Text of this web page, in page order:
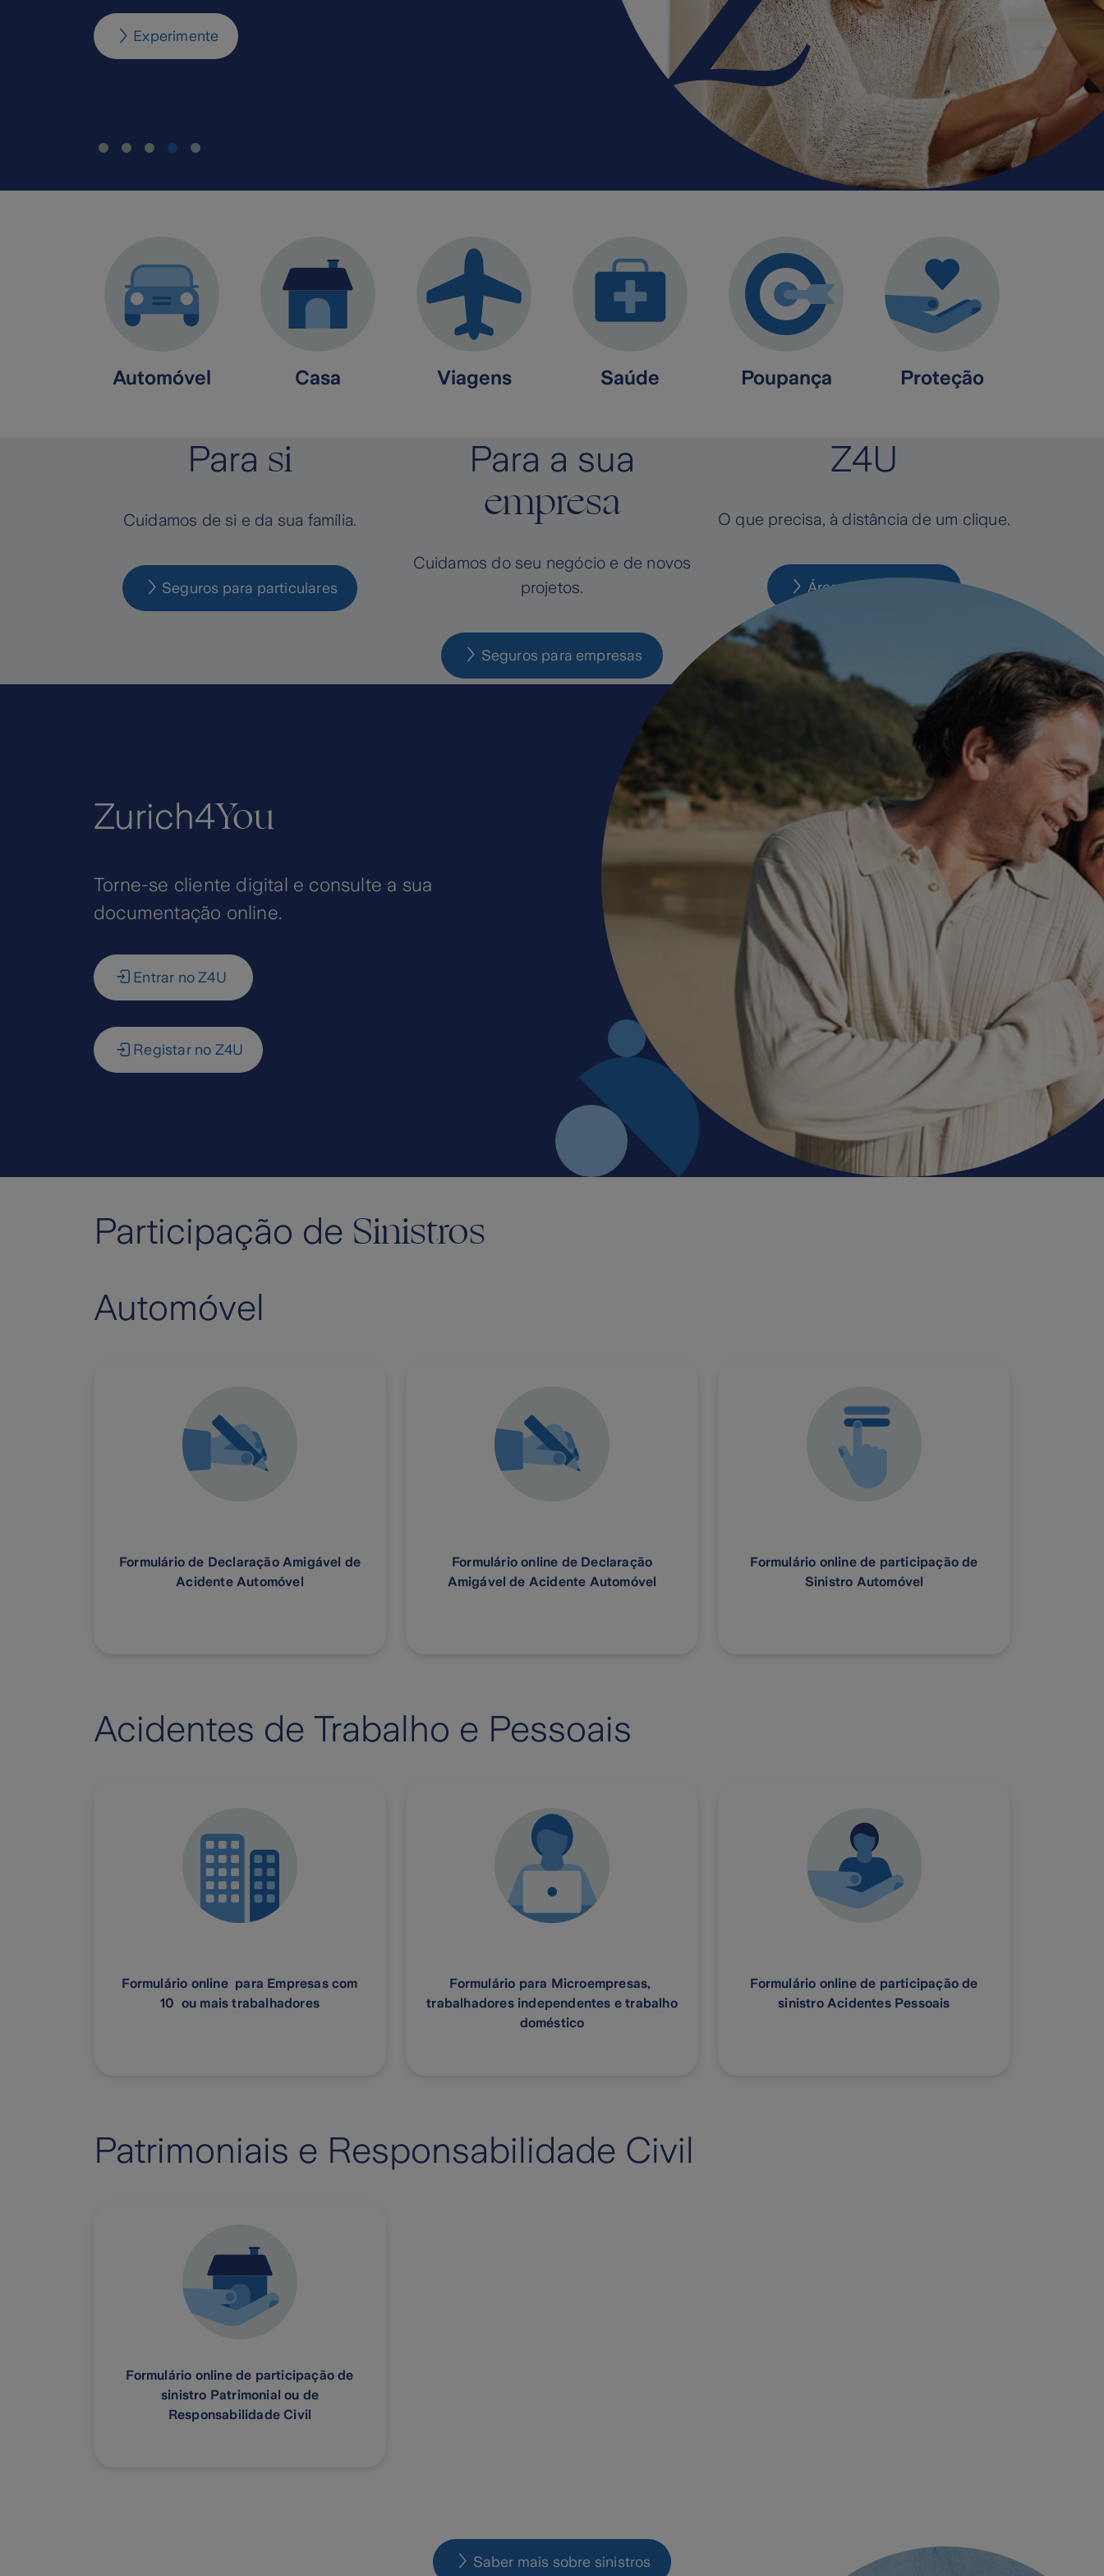
Campanha Cuidamos
Automóvel Casa Viagens Saúde Poupança Proteção
Para si
Cuidamos de si e da sua família.
Seguros para particulares
Para a sua
empresa
Cuidamos do seu negócio e de novos
projetos.
Seguros para empresas
Z4U
O que precisa, à distância de um clique.
Área de cliente Z4U
Zurich4You
Torne-se cliente digital e consulte a sua
documentação online.
Entrar no Z4U
Registar no Z4U
Participação de Sinistros
Automóvel
Formulário de Declaração Amigável de
Acidente Automóvel
Formulário online de Declaração
Amigável de Acidente Automóvel
Formulário online de participação de
Sinistro Automóvel
Acidentes de Trabalho e Pessoais
Formulário online para Empresas com
10 ou mais trabalhadores
Formulário para Microempresas,
trabalhadores independentes e trabalho
doméstico
Formulário online de participação de
sinistro Acidentes Pessoais
Patrimoniais e Responsabilidade Civil
Formulário online de participação de
sinistro Patrimonial ou de
Responsabilidade Civil
Saber mais sobre sinistros